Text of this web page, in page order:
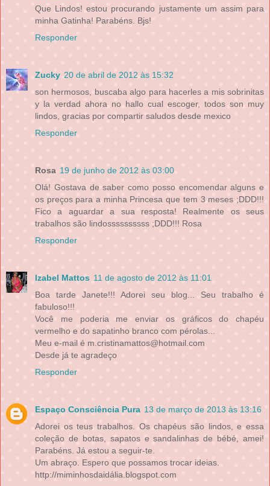
Que Lindos! estou procurando justamente um assim para
minha Gatinha! Parabéns. Bjs!
Responder
Zucky 20 de abril de 2012 às 15:32
son hermosos, buscaba algo para hacerles a mis sobrinitas
y la verdad ahora no hallo cual escoger, todos son muy
lindos, gracias por compartir saludos desde mexico
Responder
Rosa 19 de junho de 2012 às 03:00
Olá! Gostava de saber como posso encomendar alguns e
os preços para a minha Princesa que tem 3 meses ;DDD!!!
Fico a aguardar a sua resposta! Realmente os seus
trabalhos são lindossssssssss ;DDD!!! Rosa
Responder
Izabel Mattos 11 de agosto de 2012 às 11:01
Boa tarde Janete!!! Adorei seu blog... Seu trabalho é
fabuloso!!!
Você me poderia me enviar os gráficos do chapéu
vermelho e do sapatinho branco com pérolas...
Meu e-mail é m.cristinamattos@hotmail.com
Desde já te agradeço
Responder
Espaço Consciência Pura 13 de março de 2013 às 13:16
Adorei os teus trabalhos. Os chapéus são lindos, e essa
coleção de botas, sapatos e sandalinhas de bébé, amei!
Parabéns. Já estou a seguir-te.
Um abraço. Espero que possamos trocar ideias.
http://miminhosdaidália.blogspot.com